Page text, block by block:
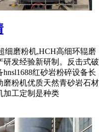
细磨粉机,HCH高细环辊磨
发经验新研制。反击式破
红砂岩粉碎设备长
粉机优质天然青砂岩石材
加工定制是种类